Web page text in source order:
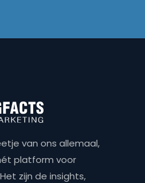
van ons allemaal,
platform voor
zijn de insights,